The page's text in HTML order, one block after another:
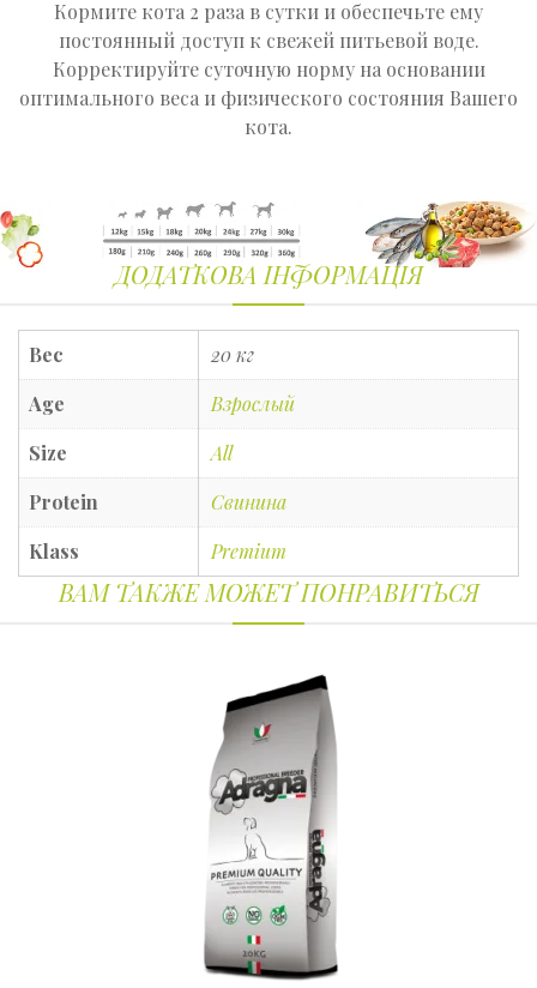
Кормите кота 2 раза в сутки и обеспечьте ему
постоянный доступ к свежей питьевой воде.
Корректируйте суточную норму на основании
оптимального веса и физического состояния Вашего
кота.
ДОДАТКОВА ІНФОРМАЦІЯ
Вес
20 кг
Age
Взрослый
Size
All
Protein
Свинина
Klass
Premium
ВАМ ТАКЖЕ МОЖЕТ ПОНРАВИТЬСЯ